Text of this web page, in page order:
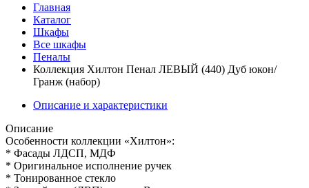
Главная
Каталог
Шкафы
Все шкафы
Пеналы
Коллекция Хилтон Пенал ЛЕВЫЙ (440) Дуб юкон/
Гранж (набор)
Описание и характеристики
Описание
Особенности коллекции «Хилтон»:
* Фасады ЛДСП, МДФ
* Оригинальное исполнение ручек
* Тонированное стекло